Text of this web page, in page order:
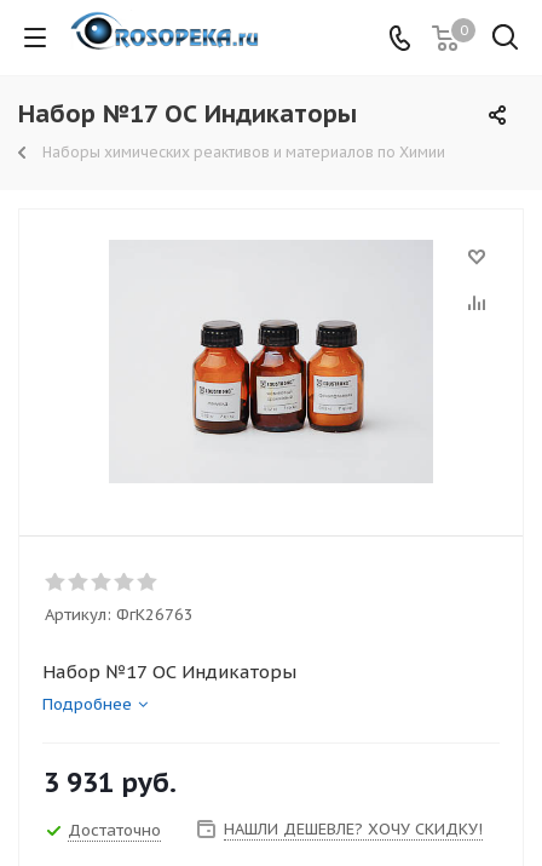
0
Набор №17 ОС Индикаторы
Наборы химических реактивов и материалов по Химии
Артикул: ФгК26763
Набор №17 ОС Индикаторы
Подробнее
3 931 руб.
Достаточно НАШЛИ ДЕШЕВЛЕ? ХОЧУ СКИДКУ!